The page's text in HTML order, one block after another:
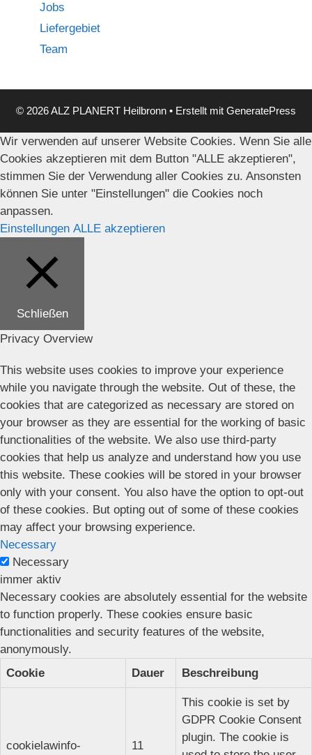
Jobs
Liefergebiet
Team
© 2026 ALZ PLANERT Heilbronn • Erstellt mit GeneratePress
Wir verwenden auf unserer Website Cookies. Wenn Sie alle
Cookies akzeptieren mit dem Button "ALLE akzeptieren",
stimmen Sie der Verwendung aller Cookies zu. Ansonsten
können Sie unter "Einstellungen" die Cookies noch
anpassen.
Einstellungen ALLE akzeptieren
Schließen
Privacy Overview
This website uses cookies to improve your experience
while you navigate through the website. Out of these, the
cookies that are categorized as necessary are stored on
your browser as they are essential for the working of basic
functionalities of the website. We also use third-party
cookies that help us analyze and understand how you use
this website. These cookies will be stored in your browser
only with your consent. You also have the option to opt-out
of these cookies. But opting out of some of these cookies
may affect your browsing experience.
Necessary
Necessary
immer aktiv
Necessary cookies are absolutely essential for the website
to function properly. These cookies ensure basic
functionalities and security features of the website,
anonymously.
Cookie
Dauer Beschreibung
cookielawinfo-
11
This cookie is set by
GDPR Cookie Consent
plugin. The cookie is